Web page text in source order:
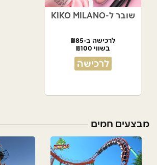
שובר ל-KIKO MILANO
לרכישה ב-₪85
בשווי ₪100
לרכישה
מבצעים חמים